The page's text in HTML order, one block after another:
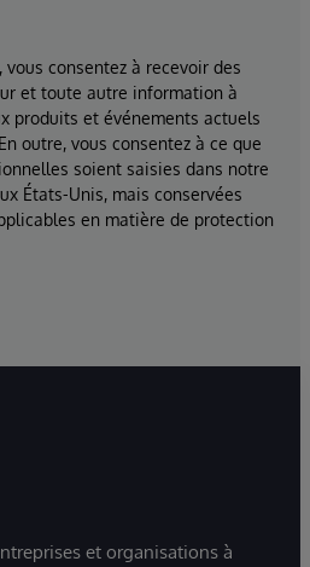
consentez à recevoir des
et toute autre information à
produits et événements actuels
outre, vous consentez à ce que
soient saisies dans notre
États-Unis, mais conservées
en matière de protection
et organisations à